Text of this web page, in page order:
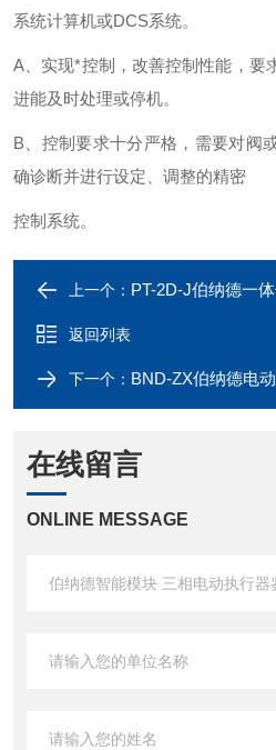
系统计算机或DCS系统。
A 、实现*控制，改善控制性能，
进能及时处理或停机。
B 、控制要求十分严格，需要对阀
确诊断并进行设定、调整的精密
控制系统。
上一个： PT-2D-J伯纳德一体
返回列表
下一个： BND-ZX伯纳德电动执行
在线留言
ONLINE MESSAGE